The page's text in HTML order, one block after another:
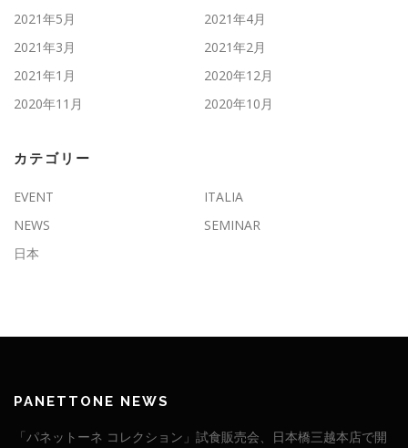
2021年5月
2021年4月
2021年3月
2021年2月
2021年1月
2020年12月
2020年11月
2020年10月
カテゴリー
EVENT
ITALIA
NEWS
SEMINAR
日本
PANETTONE NEWS
「パネットーネ コレクション」試食販売会、日本橋三越本店で開